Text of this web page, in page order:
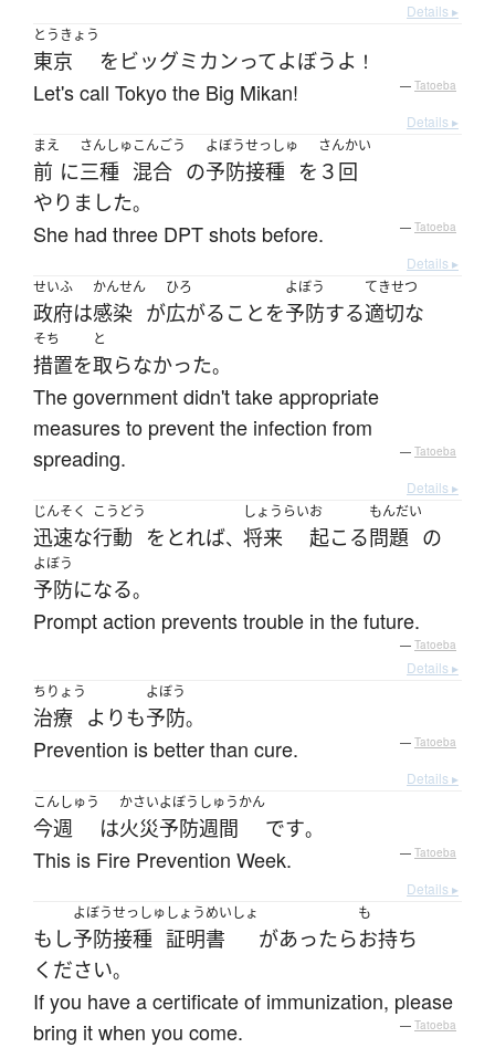
Details ▸
とうきょう
東京 を ビッグミカンってよぼう よ ！
Let's call Tokyo the Big Mikan! — Tatoeba
Details ▸
まえ
前 に
さんしゅ
三種
こんごう
混合 の
よぼうせっしゅ
予防接種 を
さんかい
３回
やりました。
She had three DPT shots before. — Tatoeba
Details ▸
せいふ
政府は
かんせん
感染 が
ひろ
広がる ことを
よぼう
予防する
てきせつ
適切な
そち
措置を
と
取らなかった。
The government didn't take appropriate
measures to prevent the infection from
spreading.
— Tatoeba
Details ▸
じんそく
迅速な
こうどう
行動 を とれば、
しょうらい
将来
お
起こる
もんだい
問題 の
よぼう
予防になる。
Prompt action prevents trouble in the future.
— Tatoeba
Details ▸
ちりょう
治療 よりも
よぼう
予防。
Prevention is better than cure. — Tatoeba
Details ▸
こんしゅう
今週 は
かさい
火災
よぼう
予防
しゅうかん
週間 です。
This is Fire Prevention Week. — Tatoeba
Details ▸
もし
よぼうせっしゅ
予防接種
しょうめいしょ
証明書 があったら
も
お持ち
ください。
If you have a certificate of immunization, please
bring it when you come.
— Tatoeba